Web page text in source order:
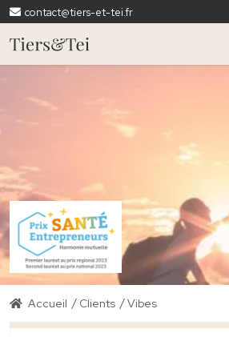
contact@tiers-et-tei.fr
Accueil / Clients /Vibes